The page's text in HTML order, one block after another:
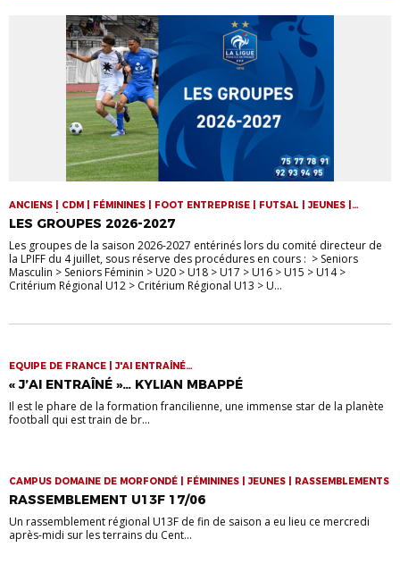
ANCIENS | CDM | FÉMININES | FOOT ENTREPRISE | FUTSAL | JEUNES |
SENIORS | VIE DE LA LIGUE
LES GROUPES 2026-2027
Les groupes de la saison 2026-2027 entérinés lors du comité directeur de
la LPIFF du 4 juillet, sous réserve des procédures en cours : > Seniors
Masculin > Seniors Féminin > U20 > U18 > U17 > U16 > U15 > U14 >
Critérium Régional U12 > Critérium Régional U13 > U...
EQUIPE DE FRANCE | J'AI ENTRAÎNÉ…
« J’AI ENTRAÎNÉ »… KYLIAN MBAPPÉ
Il est le phare de la formation francilienne, une immense star de la planète
football qui est train de br...
CAMPUS DOMAINE DE MORFONDÉ | FÉMININES | JEUNES | RASSEMBLEMENTS
RASSEMBLEMENT U13F 17/06
Un rassemblement régional U13F de fin de saison a eu lieu ce mercredi
après-midi sur les terrains du Cent...